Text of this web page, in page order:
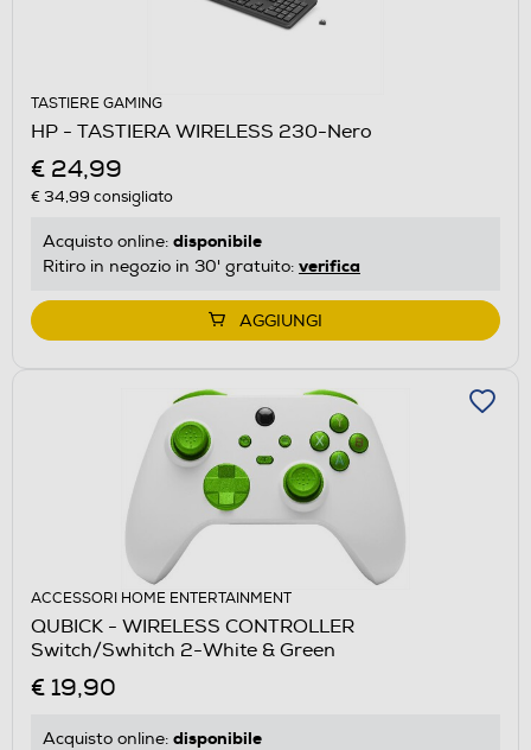
TASTIERE GAMING
HP - TASTIERA WIRELESS 230-Nero
€ 24,99
€ 34,99 consigliato
Acquisto online: disponibile
Ritiro in negozio in 30' gratuito: verifica
AGGIUNGI
ACCESSORI HOME ENTERTAINMENT
QUBICK - WIRELESS CONTROLLER
Switch/Swhitch 2-White & Green
€ 19,90
Acquisto online: disponibile